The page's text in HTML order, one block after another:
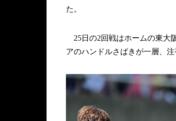
た。
25日の2回戦はホームの東大
アのハンドルさばきが一層、注